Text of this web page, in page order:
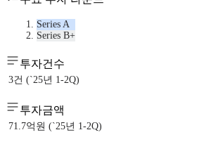
Series A
Series B+
투자건수
3건 (`25년 1-2Q)
투자금액
71.7억원 (`25년 1-2Q)